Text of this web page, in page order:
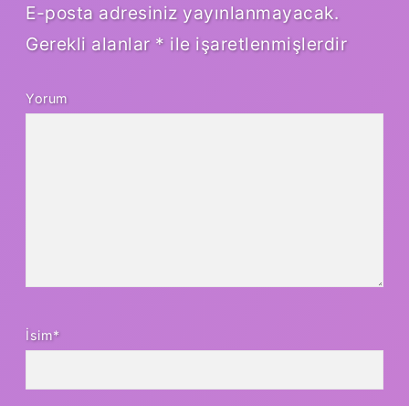
E-posta adresiniz yayınlanmayacak.
Gerekli alanlar * ile işaretlenmişlerdir
Yorum
İsim*